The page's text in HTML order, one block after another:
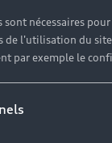
Tous
Politique de
sont nécessaires
de l'utilisation du
par exemple le